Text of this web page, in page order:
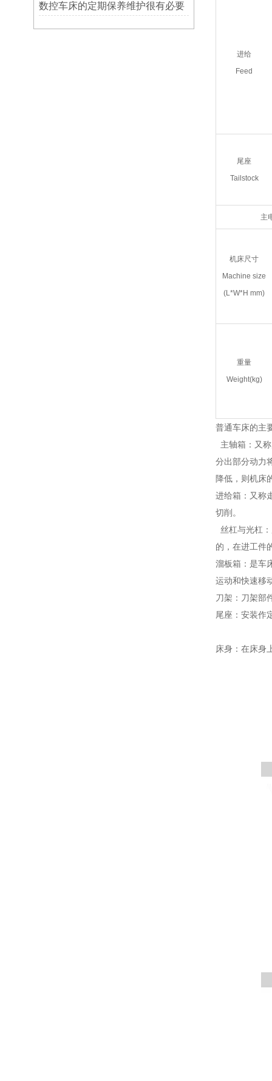
数控车床的定期保养维护很有必要
进给
Feed
尾座
Tailstock
主
机床尺寸
Machine size
(L*W*H mm)
重量
Weight(kg)
普通车床的主
主轴箱：又
分出部分动力
降低，则机床
进给箱：又称
切削。
丝杠与光杠
的，在进工件
溜板箱：是车
运动和快速移
刀架：刀架部
尾座：安装作
床身：在床身